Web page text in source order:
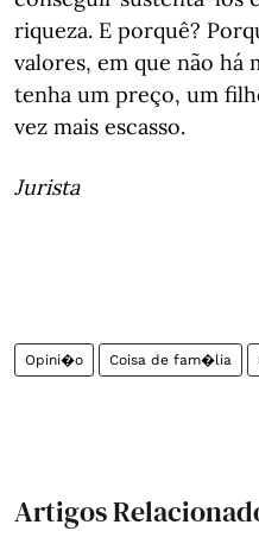
riqueza. E porquê?
valores, em que não há
tenha um preço, um
vez mais escasso.
Jurista
Opini�o Coisa de fam�lia
Artigos